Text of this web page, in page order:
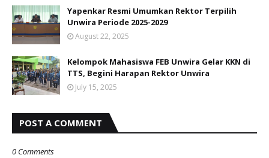
Yapenkar Resmi Umumkan Rektor Terpilih
Unwira Periode 2025-2029
August 22, 2025
Kelompok Mahasiswa FEB Unwira Gelar KKN di
TTS, Begini Harapan Rektor Unwira
July 15, 2025
POST A COMMENT
0 Comments